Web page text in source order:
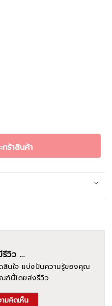
ร้าสินค้า
วิว ...
สินใจ แบ่งปันความรู้ของคุณ
ฑ์นี้โดยส่งรีวิว
มคิดเห็น